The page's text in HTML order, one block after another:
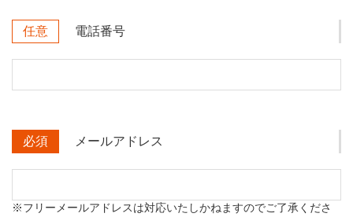
任意 電話番号
必須 メールアドレス
※フリーメールアドレスは対応いたしかねますのでご了承くださ